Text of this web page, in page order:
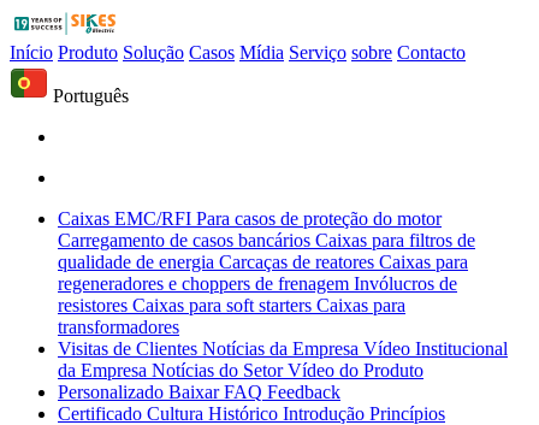
Início Produto Solução Casos Mídia Serviço sobre Contacto
Português
Caixas EMC/RFI Para casos de proteção do motor
Carregamento de casos bancários Caixas para filtros de
qualidade de energia Carcaças de reatores Caixas para
regeneradores e choppers de frenagem Invólucros de
resistores Caixas para soft starters Caixas para
transformadores
Visitas de Clientes Notícias da Empresa Vídeo Institucional
da Empresa Notícias do Setor Vídeo do Produto
Personalizado Baixar FAQ Feedback
Certificado Cultura Histórico Introdução Princípios